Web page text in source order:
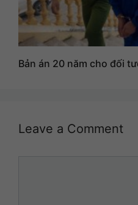
Bản án 20 năm cho đối
Leave a Comment